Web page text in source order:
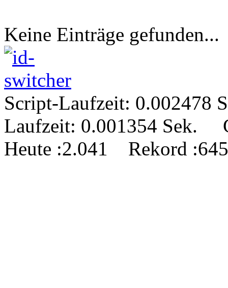
Keine Einträge gefunden...
Script-Laufzeit:
Laufzeit: 0.001354 Sek.
Heute :2.041 Rekord